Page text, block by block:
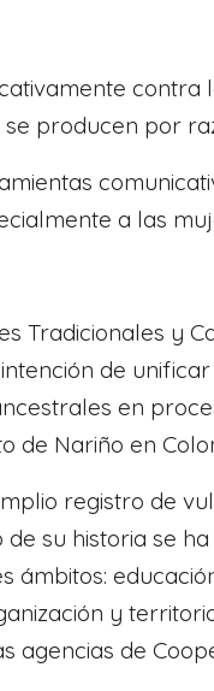
contra
producen por
a las
Tradicionales y
de
en
de Nariño en
registro de
su historia se
ámbitos:
y
agencias de